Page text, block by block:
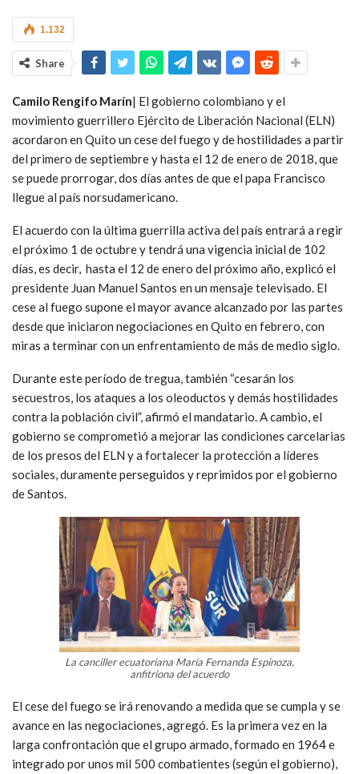
1.132
Share
Camilo Rengifo Marín| El gobierno colombiano y el
movimiento guerrillero Ejército de Liberación Nacional (ELN)
acordaron en Quito un cese del fuego y de hostilidades a partir
del primero de septiembre y hasta el 12 de enero de 2018, que
se puede prorrogar, dos días antes de que el papa Francisco
llegue al país norsudamericano.
El acuerdo con la última guerrilla activa del país entrará a regir
el próximo 1 de octubre y tendrá una vigencia inicial de 102
días, es decir, hasta el 12 de enero del próximo año, explicó el
presidente Juan Manuel Santos en un mensaje televisado. El
cese al fuego supone el mayor avance alcanzado por las partes
desde que iniciaron negociaciones en Quito en febrero, con
miras a terminar con un enfrentamiento de más de medio siglo.
Durante este período de tregua, también “cesarán los
secuestros, los ataques a los oleoductos y demás hostilidades
contra la población civil”, afirmó el mandatario. A cambio, el
gobierno se comprometió a mejorar las condiciones carcelarias
de los presos del ELN y a fortalecer la protección a líderes
sociales, duramente perseguidos y reprimidos por el gobierno
de Santos.
La canciller ecuatoriana María Fernanda Espinoza,
anfitriona del acuerdo
El cese del fuego se irá renovando a medida que se cumpla y se
avance en las negociaciones, agregó. Es la primera vez en la
larga confrontación que el grupo armado, formado en 1964 e
integrado por unos mil 500 combatientes (según el gobierno),